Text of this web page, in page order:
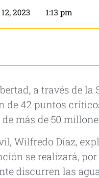
2023 1:13 pm
a través de la
de 42 puntos
más de 50
Wilfredo Díaz,
se realizará,
discurren las